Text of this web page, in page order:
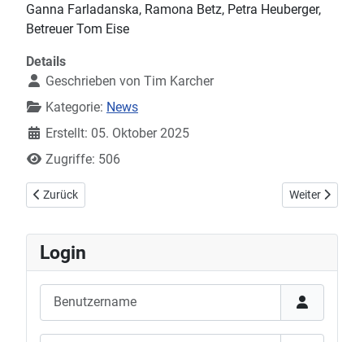
Ganna Farladanska, Ramona Betz, Petra Heuberger,
Betreuer Tom Eise
Details
Geschrieben von Tim Karcher
Kategorie: News
Erstellt: 05. Oktober 2025
Zugriffe: 506
Vorheriger Beitrag: Spiele Nachwuchsbereich
Zurück Nächster
Weiter
Login